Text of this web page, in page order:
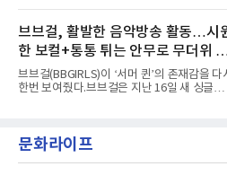
엣을 거침없이 결합했다. 멤버들은 각기 다른
성을 살린 스타일링을 선
벌 오디오·음원 스트리밍 플랫폼 스포티파이
서 27일 자로 누적 재생 수 2억 회를 돌파했
다”고 밝혔다.곡이 발표된 지 약 10개월 만이
팀의 첫 번째 2억 스트리밍 곡은 동일 음반에
록된 ‘GO!’다. 이 노래는 공개 약 9개월 만인 지
난달 26일 자에 2억 고지를 밟았다. 이는 최근
년 내 데뷔한 보이그룹의 곡 중 최단기 2억 달성
했다. “내 티, 5 bucks 바지는, 만원” 등 멤버들
의 라이프 스타일
브브걸, 활발한 음악방송 활동…시
한 보컬+통통 튀는 안무로 무더위
냥
브브걸(BBGIRLS)이 ‘서머 퀸’의 존재감을 다
한번 보여줬다.브브걸은 지난 16일 새 싱글
MBC '쇼! 음악중심', SBS '인기가요' 등 주요 음
악방송 무대에 올라 화려한 퍼포먼스를 펼쳤다.
문화라이프